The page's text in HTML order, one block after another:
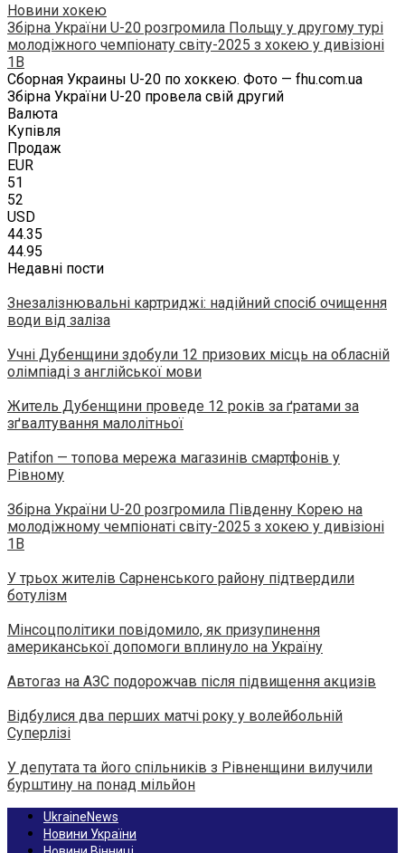
Новини хокею
Збірна України U-20 розгромила Польщу у другому турі
молодіжного чемпіонату світу-2025 з хокею у дивізіоні
1B
Сборная Украины U-20 по хоккею. Фото — fhu.com.ua
Збірна України U-20 провела свій другий
Валюта
Купівля
Продаж
EUR
51
52
USD
44.35
44.95
Недавні пости
Знезалізнювальні картриджі: надійний спосіб очищення
води від заліза
Учні Дубенщини здобули 12 призових місць на обласній
олімпіаді з англійської мови
Житель Дубенщини проведе 12 років за ґратами за
зґвалтування малолітньої
Patifon — топова мережа магазинів смартфонів у
Рівному
Збірна України U-20 розгромила Південну Корею на
молодіжному чемпіонаті світу-2025 з хокею у дивізіоні
1B
У трьох жителів Сарненського району підтвердили
ботулізм
Мінсоцполітики повідомило, як призупинення
американської допомоги вплинуло на Україну
Автогаз на АЗС подорожчав після підвищення акцизів
Відбулися два перших матчі року у волейбольній
Суперлізі
У депутата та його спільників з Рівненщини вилучили
бурштину на понад мільйон
UkraineNews
Новини України